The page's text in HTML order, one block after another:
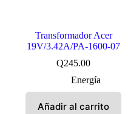
Transformador Acer
19V/3.42A/PA-1600-07
Q245.00
Energía
Añadir al carrito